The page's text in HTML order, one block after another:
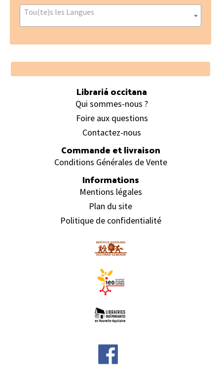
Tou(te)s les Langues
Footer
Librariá occitana
Qui sommes-nous ?
Foire aux questions
Contactez-nous
Commande et livraison
Conditions Générales de Vente
Informations
Mentions légales
Plan du site
Politique de confidentialité